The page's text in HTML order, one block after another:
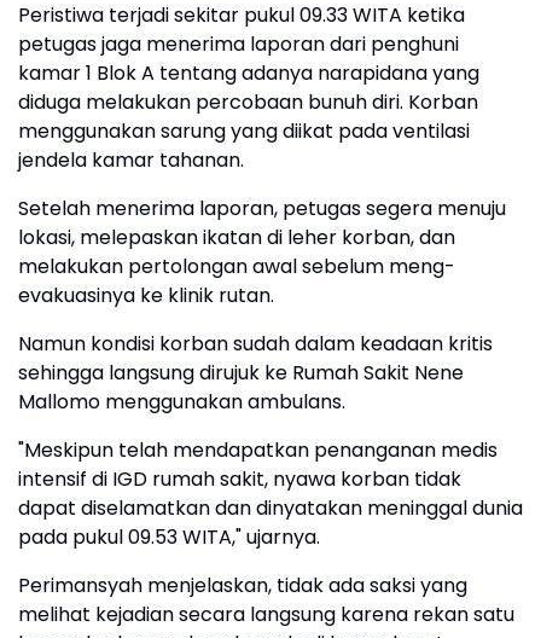
Peristiwa terjadi sekitar pukul 09.33 WITA ketika
petugas jaga menerima laporan dari penghuni
kamar 1 Blok A tentang adanya narapidana yang
diduga melakukan percobaan bunuh diri. Korban
menggunakan sarung yang diikat pada ventilasi
jendela kamar tahanan.
Setelah menerima laporan, petugas segera menuju
lokasi, melepaskan ikatan di leher korban, dan
melakukan pertolongan awal sebelum meng-
evakuasinya ke klinik rutan.
Namun kondisi korban sudah dalam keadaan kritis
sehingga langsung dirujuk ke Rumah Sakit Nene
Mallomo menggunakan ambulans.
"Meskipun telah mendapatkan penanganan medis
intensif di IGD rumah sakit, nyawa korban tidak
dapat diselamatkan dan dinyatakan meninggal dunia
pada pukul 09.53 WITA," ujarnya.
Perimansyah menjelaskan, tidak ada saksi yang
melihat kejadian secara langsung karena rekan satu